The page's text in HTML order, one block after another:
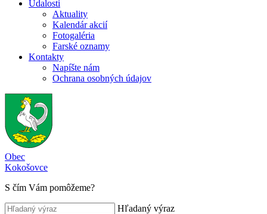
Udalosti
Aktuality
Kalendár akcií
Fotogaléria
Farské oznamy
Kontakty
Napíšte nám
Ochrana osobných údajov
Obec
Kokošovce
S čím Vám pomôžeme?
Hľadaný výraz